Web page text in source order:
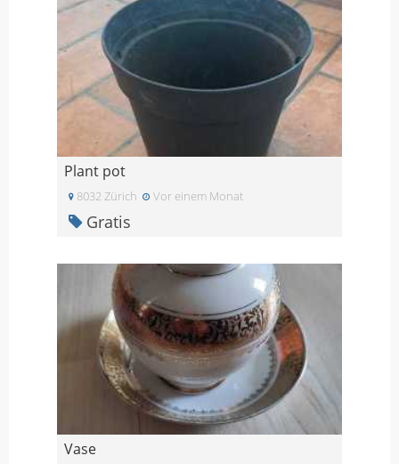
Plant pot
8032 Zürich Vor einem Monat
Gratis
Vase